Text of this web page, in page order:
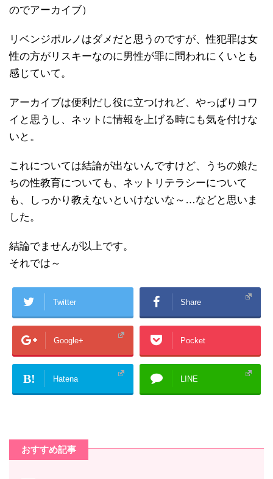
のでアーカイブ）
リベンジポルノはダメだと思うのですが、性犯罪は女
性の方がリスキーなのに男性が罪に問われにくいとも
感じていて。
アーカイブは便利だし役に立つけれど、やっぱりコワ
イと思うし、ネットに情報を上げる時にも気を付けな
いと。
これについては結論が出ないんですけど、うちの娘た
ちの性教育についても、ネットリテラシーについて
も、しっかり教えないといけないな～…などと思いま
した。
結論でませんが以上です。
それでは～
Twitter Share
Google+ Pocket
B! Hatena LINE
おすすめ記事